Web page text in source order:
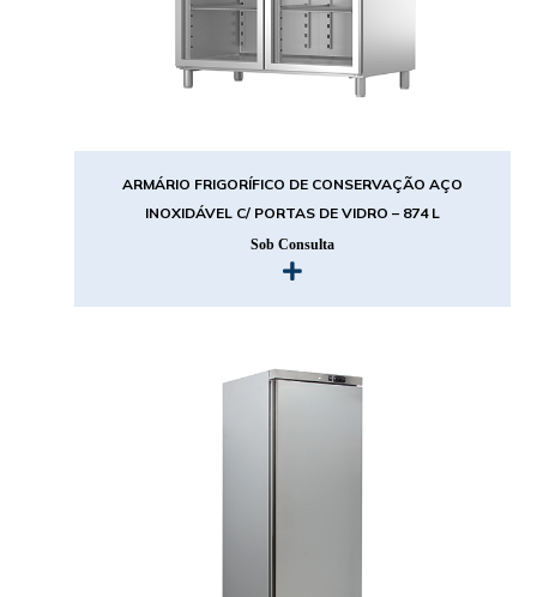
ARMÁRIO FRIGORÍFICO DE CONSERVAÇÃO AÇO
INOXIDÁVEL C/ PORTAS DE VIDRO – 874 L
Sob Consulta